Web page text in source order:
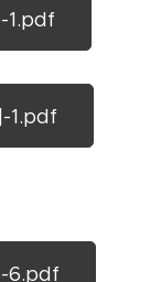
1.pdf
1.pdf
6.pdf